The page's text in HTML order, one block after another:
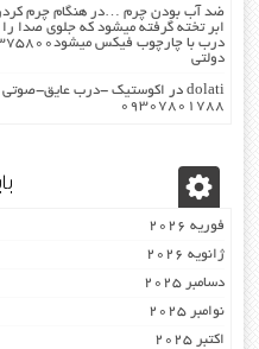
ضد آب بودن چرم …در هنگام چرم
ابر تخته گرفته میشود که جلوی صدا
دولتی
dolati در
۰۹۳۰۷۸۰۱۷۸۸
فوریه 2026
ژانویه 2026
دسامبر 2025
نوامبر 2025
اکتبر 2025